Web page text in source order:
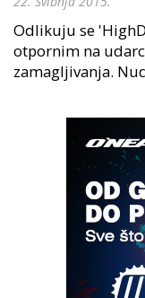
Odlikuju se
otpornim na
zamagljivanja.